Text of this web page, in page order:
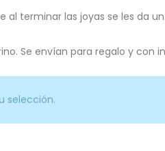
terminar las joyas se les da
Se envían para regalo y con
selección.